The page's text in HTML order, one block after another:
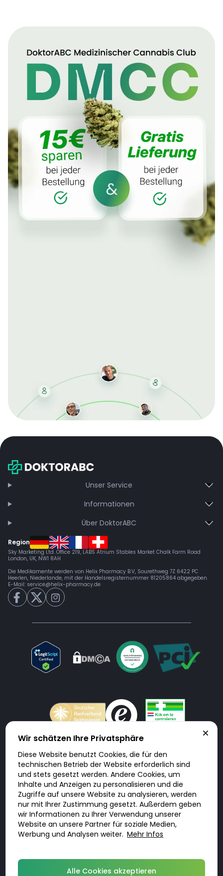
bei jeder Bestellung, erhalten schnelle Lieferung und
Unser Service
Informationen
Über DoktorABC
Region
Sky Marketing Ltd. Office 219, LABS Atrium Stables Market Chalk Farm Road
London, UK, NW1 8AH
Die Medikamente werden von Helix Pharmacy B.V, Sourethweg 7Z 6422 PC
Heerlen, Niederlande, mit der Handelsregisternummer 81205864 abgegeben.
E-Mail: service@helix-pharmacy.de
Doktorabc.com ist eine Vermittlungsplattform. Doktorabc ist ausdrücklich
keine Internetapotheke. Doktorabc bietet keine Medikamente oder
sonstige Produkte an oder liefert diese. Jegliche Informationen zu
Produkten, Medikamenten und Preisen auf der Internetseite beinhalten
kein Angebot von Doktorabc an Sie. Für die Einhaltung der in Ihrem Land
geltenden Gesetze und sonstigen Rechtsvorschriften sind Sie als Nutzer
selbst verantwortlich. Die Nutzung unseres Services auf Doktorabc durch
Sie erfolgt auf eigenes Risiko und in eigener Verantwortung. Sie erklären,
diese Internetseite aus eigener Initiative zu besuchen und zu nutzen.
Wir schätzen Ihre Privatsphäre
Diese Website benutzt Cookies, die für den
technischen Betrieb der Website erforderlich sind
und stets gesetzt werden. Andere Cookies, um
Inhalte und Anzeigen zu personalisieren und die
Zugriffe auf unsere Website zu analysieren, werden
nur mit Ihrer Zustimmung gesetzt. Außerdem geben
wir Informationen zu Ihrer Verwendung unserer
Website an unsere Partner für soziale Medien,
Werbung und Analysen weiter. Mehr Infos
Alle Cookies akzeptieren